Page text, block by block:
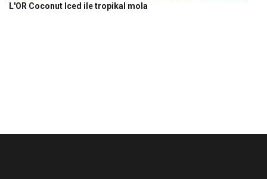
L'OR Coconut Iced ile tropikal mola